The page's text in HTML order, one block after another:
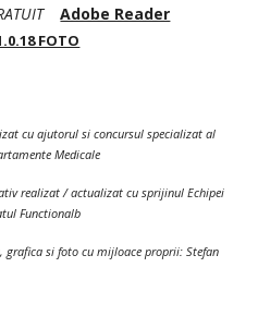
Adobe Reader
FOTO
cu ajutorul si concursul specializat al
Medicale
realizat / actualizat cu sprijinul Echipei
Functionalb
grafica si foto cu mijloace proprii: Stefan